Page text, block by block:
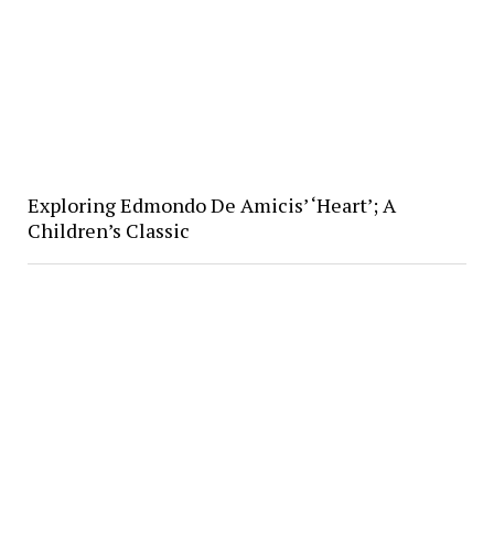
Exploring Edmondo De Amicis’ ‘Heart’; A
Children’s Classic